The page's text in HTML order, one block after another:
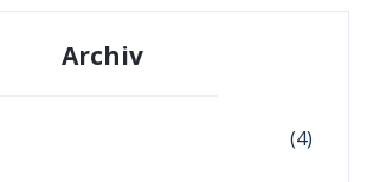
Archiv
(4)